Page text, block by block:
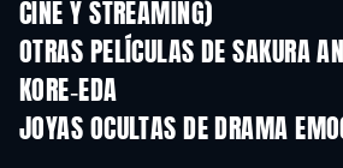
CINE Y STREAMING)
OTRAS PELÍCULAS DE SAKURA
KORE-EDA
JOYAS OCULTAS DE DRAMA